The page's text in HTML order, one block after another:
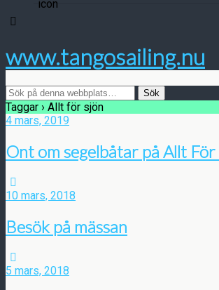
www.tangosailing.nu
Taggar › Allt för sjön
4 mars, 2019
Ont om segelbåtar på Allt För
10 mars, 2018
Besök på mässan
5 mars, 2018